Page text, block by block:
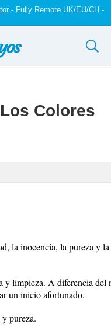
- Fully Remote UK/EU/CH -
Colores
la inocencia, la pureza y
y limpieza. A diferencia del
un inicio afortunado.
pureza.